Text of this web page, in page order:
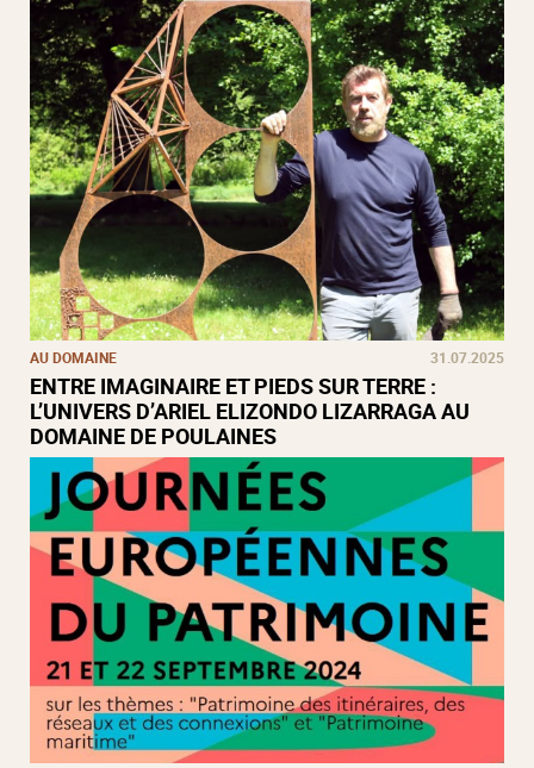
AU DOMAINE 31.07.2025
ENTRE IMAGINAIRE ET PIEDS SUR TERRE :
L’UNIVERS D’ARIEL ELIZONDO LIZARRAGA AU
DOMAINE DE POULAINES